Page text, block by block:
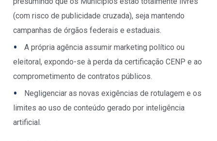
(com risco de publicidade cruzada), seja mantendo
campanhas de órgãos federais e estaduais.
A própria agência assumir marketing político ou
eleitoral, expondo-se à perda da certificação CENP e ao
comprometimento de contratos públicos.
Negligenciar as novas exigências de rotulagem e os
limites ao uso de conteúdo gerado por inteligência
artificial.